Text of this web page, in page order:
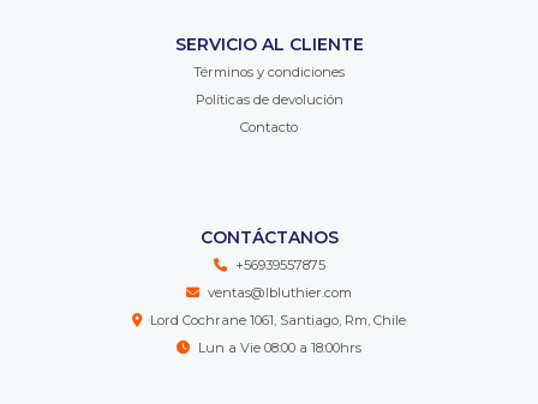
SERVICIO AL CLIENTE
Términos y condiciones
Políticas de devolución
Contacto
CONTÁCTANOS
+56939557875
ventas@lbluthier.com
Lord Cochrane 1061, Santiago, Rm, Chile
Lun a Vie 08:00 a 18:00hrs